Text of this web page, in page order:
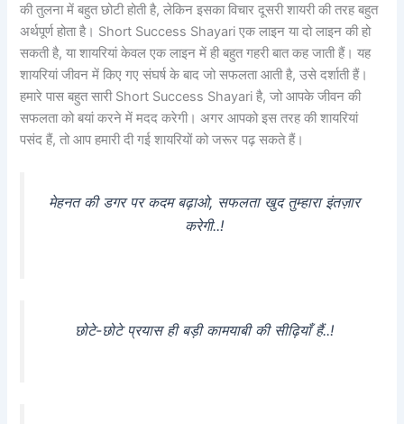
की तुलना में बहुत छोटी होती है, लेकिन इसका विचार दूसरी शायरी की तरह बहुत
अर्थपूर्ण होता है। Short Success Shayari एक लाइन या दो लाइन की हो
सकती है, या शायरियां केवल एक लाइन में ही बहुत गहरी बात कह जाती हैं। यह
शायरियां जीवन में किए गए संघर्ष के बाद जो सफलता आती है, उसे दर्शाती हैं।
हमारे पास बहुत सारी Short Success Shayari है, जो आपके जीवन की
सफलता को बयां करने में मदद करेगी। अगर आपको इस तरह की शायरियां
पसंद हैं, तो आप हमारी दी गई शायरियों को जरूर पढ़ सकते हैं।
मेहनत की डगर पर कदम बढ़ाओ, सफलता खुद तुम्हारा इंतज़ार
करेगी..!
छोटे-छोटे प्रयास ही बड़ी कामयाबी की सीढ़ियाँ हैं..!